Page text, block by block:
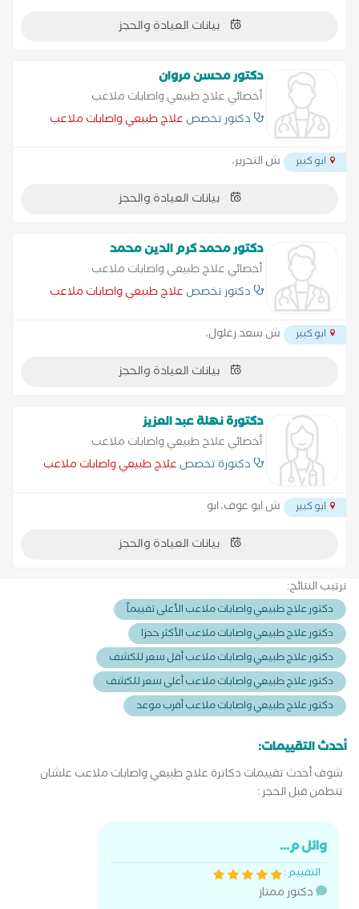
بيانات العيادة والحجز
دكتور محسن مروان
أخصائي علاج طبيعي واصابات ملاعب
دكتور تخصص علاج طبيعي واصابات ملاعب
ابو كبير ش التحرير،
بيانات العيادة والحجز
دكتور محمد كرم الدين محمد
أخصائي علاج طبيعي واصابات ملاعب
دكتور تخصص علاج طبيعي واصابات ملاعب
ابو كبير ش سعد زغلول،
بيانات العيادة والحجز
دكتورة نهلة عبد العزيز
أخصائي علاج طبيعي واصابات ملاعب
دكتورة تخصص علاج طبيعي واصابات ملاعب
ابو كبير ش ابو عوف، ابو
بيانات العيادة والحجز
ترتيب النتائج:
دكتور علاج طبيعي واصابات ملاعب الأعلى تقييماً
دكتور علاج طبيعي واصابات ملاعب الأكثر حجزا
دكتور علاج طبيعي واصابات ملاعب أقل سعر للكشف
دكتور علاج طبيعي واصابات ملاعب أعلى سعر للكشف
دكتور علاج طبيعي واصابات ملاعب أقرب موعد
أحدث التقييمات:
شوف أحدث تقييمات دكاترة علاج طبيعي واصابات ملاعب علشان
تتطمن قبل الحجز :
وائل م...
التقييم :
دكتور ممتاز